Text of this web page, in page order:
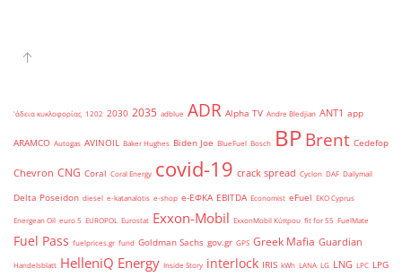
'άδεια κυκλοφορίας 1202 2030 2035 adblue ADR Alpha TV Andre Bledjian ANT1 app
ARAMCO Autogas AVINOIL Baker Hughes Biden Joe BlueFuel Bosch BPBrent Cedefop
Chevron CNG Coral Coral Energy covid-19 crack spread Cyclon DAF Dailymail
Delta Poseidon diesel e-katanalotis e-shop e-ΕΦΚΑ EBITDA Economist eFuel EKO Cyprus
Energean Oil euro 5 EUROPOL Eurostat Exxon-Mobil ExxonMobil Κύπρου fit for 55 FuelMate
Fuel Pass fuelprices.gr fund Goldman Sachs gov.gr GPS Greek Mafia Guardian
Handelsblatt HelleniQ Energy Inside Story interlock IRIS kWh LANA LG LNG LPC LPG